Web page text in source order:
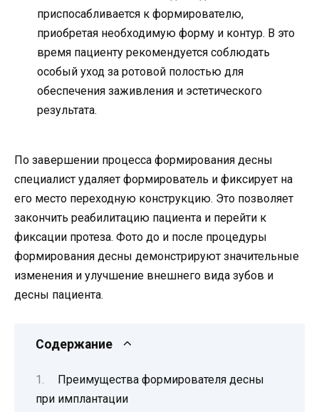
приспосабливается к формирователю,
приобретая необходимую форму и контур. В это
время пациенту рекомендуется соблюдать
особый уход за ротовой полостью для
обеспечения заживления и эстетического
результата.
По завершении процесса формирования десны
специалист удаляет формирователь и фиксирует на
его место переходную конструкцию. Это позволяет
закончить реабилитацию пациента и перейти к
фиксации протеза. Фото до и после процедуры
формирования десны демонстрируют значительные
изменения и улучшение внешнего вида зубов и
десны пациента.
Содержание
Преимущества формирователя десны
при имплантации